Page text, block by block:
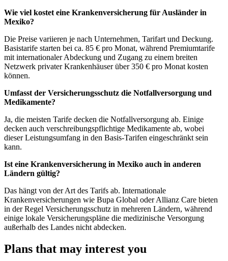
Wie viel kostet eine Krankenversicherung für Ausländer in
Mexiko?
Die Preise variieren je nach Unternehmen, Tarifart und Deckung.
Basistarife starten bei ca. 85 € pro Monat, während Premiumtarife
mit internationaler Abdeckung und Zugang zu einem breiten
Netzwerk privater Krankenhäuser über 350 € pro Monat kosten
können.
Umfasst der Versicherungsschutz die Notfallversorgung und
Medikamente?
Ja, die meisten Tarife decken die Notfallversorgung ab. Einige
decken auch verschreibungspflichtige Medikamente ab, wobei
dieser Leistungsumfang in den Basis-Tarifen eingeschränkt sein
kann.
Ist eine Krankenversicherung in Mexiko auch in anderen
Ländern gültig?
Das hängt von der Art des Tarifs ab. Internationale
Krankenversicherungen wie Bupa Global oder Allianz Care bieten
in der Regel Versicherungsschutz in mehreren Ländern, während
einige lokale Versicherungspläne die medizinische Versorgung
außerhalb des Landes nicht abdecken.
Plans that may interest you